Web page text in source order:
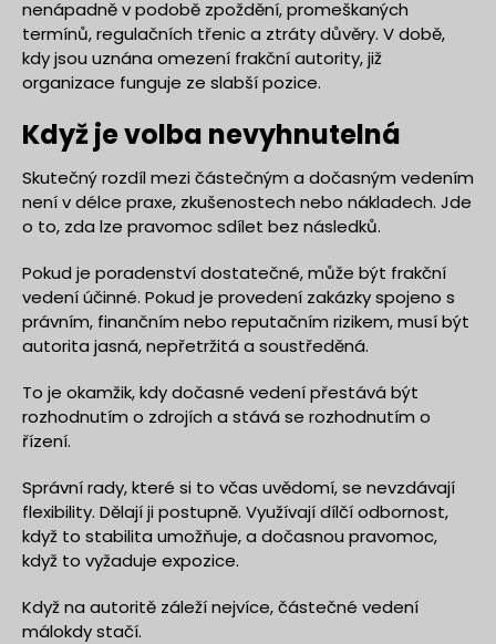
nenápadně v podobě zpoždění, promeškaných
termínů, regulačních třenic a ztráty důvěry. V době,
kdy jsou uznána omezení frakční autority, již
organizace funguje ze slabší pozice.
Když je volba nevyhnutelná
Skutečný rozdíl mezi částečným a dočasným vedením
není v délce praxe, zkušenostech nebo nákladech. Jde
o to, zda lze pravomoc sdílet bez následků.
Pokud je poradenství dostatečné, může být frakční
vedení účinné. Pokud je provedení zakázky spojeno s
právním, finančním nebo reputačním rizikem, musí být
autorita jasná, nepřetržitá a soustředěná.
To je okamžik, kdy dočasné vedení přestává být
rozhodnutím o zdrojích a stává se rozhodnutím o
řízení.
Správní rady, které si to včas uvědomí, se nevzdávají
flexibility. Dělají ji postupně. Využívají dílčí odbornost,
když to stabilita umožňuje, a dočasnou pravomoc,
když to vyžaduje expozice.
Když na autoritě záleží nejvíce, částečné vedení
málokdy stačí.